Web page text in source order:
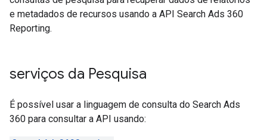
e metadados de recursos usando a API Search Ads 360
Reporting.
serviços da Pesquisa
É possível usar a linguagem de consulta do Search Ads
360 para consultar a API usando: